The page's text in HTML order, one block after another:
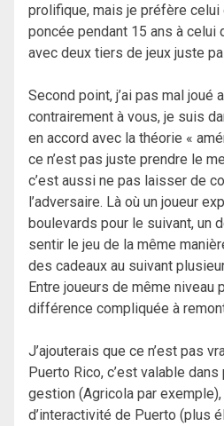
prolifique, mais je préfère
poncée pendant 15 ans à celui
avec deux tiers de jeux juste
Second point, j’ai pas mal joué
contrairement à vous, je suis
en accord avec la théorie «
ce n’est pas juste prendre le
c’est aussi ne pas laisser de
l’adversaire. Là où un joueur
boulevards pour le suivant, un
sentir le jeu de la même
des cadeaux au suivant
Entre joueurs de même niveau
différence compliquée à
J’ajouterais que ce n’est pas
Puerto Rico, c’est valable
gestion (Agricola par
d’interactivité de Puerto (plus